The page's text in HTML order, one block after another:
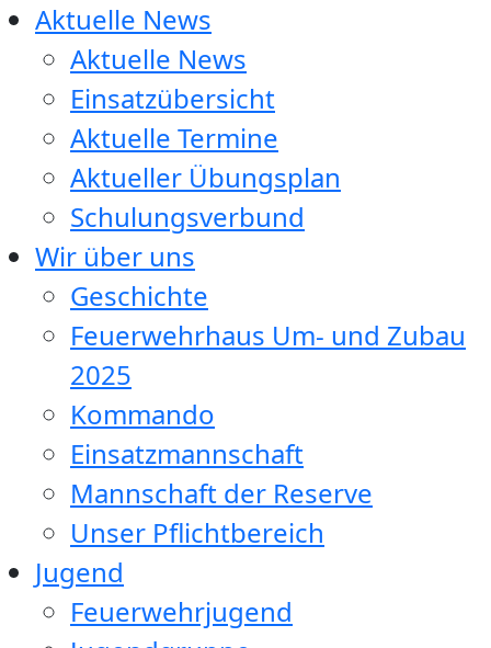
Aktuelle News
Aktuelle News
Einsatzübersicht
Aktuelle Termine
Aktueller Übungsplan
Schulungsverbund
Wir über uns
Geschichte
Feuerwehrhaus Um- und Zubau
2025
Kommando
Einsatzmannschaft
Mannschaft der Reserve
Unser Pflichtbereich
Jugend
Feuerwehrjugend